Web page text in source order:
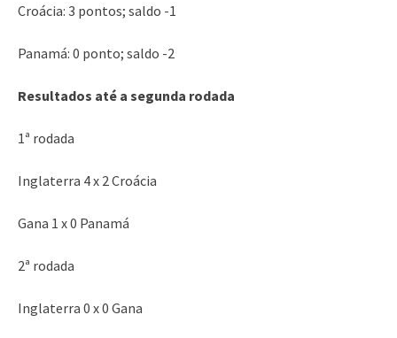
Croácia: 3 pontos; saldo -1
Panamá: 0 ponto; saldo -2
Resultados até a segunda rodada
1ª rodada
Inglaterra 4 x 2 Croácia
Gana 1 x 0 Panamá
2ª rodada
Inglaterra 0 x 0 Gana